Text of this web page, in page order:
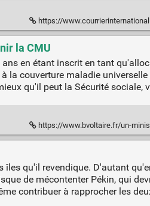
https://www.courrierinternational.com/article/
la CMU
en étant inscrit en tant
la couverture maladie
qu'il peut la Sécurité sociale,
https://www.bvoltaire.fr/un-ministre-comorien-se-ferait-
qu'il revendique. D'autant
de mécontenter Pékin, qui
contribuer à rapprocher les